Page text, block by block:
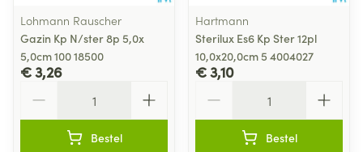
Lohmann Rauscher
Gazin Kp N/ster 8p 5,0x
5,0cm 100 18500
€ 3,26
Bestel
Hartmann
Sterilux Es6 Kp Ster 12pl
10,0x20,0cm 5 4004027
€ 3,10
Bestel